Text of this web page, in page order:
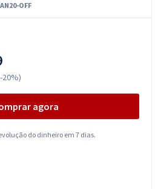
OFF
20%)
agora
do dinheiro em 7 dias.